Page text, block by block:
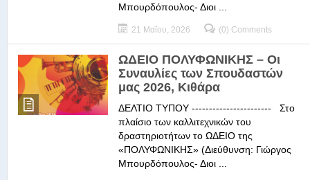
Μπουρδόπουλος- Διοι ...
21 Μαΐου, 2026 (0) Comments
ΩΔΕΙΟ ΠΟΛΥΦΩΝΙΚΗΣ – Οι
Συναυλίες των Σπουδαστών
μας 2026, Κιθάρα
ΔΕΛΤΙΟ ΤΥΠΟΥ ----------------------- Στο
πλαίσιο των καλλιτεχνικών του
δραστηριοτήτων το ΩΔΕΙΟ της
«ΠΟΛΥΦΩΝΙΚΗΣ» (Διεύθυνση: Γιώργος
Μπουρδόπουλος- Διοι ...